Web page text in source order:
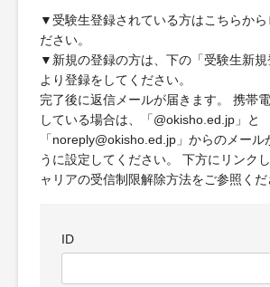
▼受験生登録されている方はこちらから
ださい。
▼新規の登録の方は、下の「受験生新
より登録をしてください。
完了後に返信メールが届きます。 携帯
している場合は、「@okisho.ed.jp」と
「noreply@okisho.ed.jp」からのメール
うに設定してください。 下方にリンク
ャリアの受信制限解除方法をご参照くだ
ID